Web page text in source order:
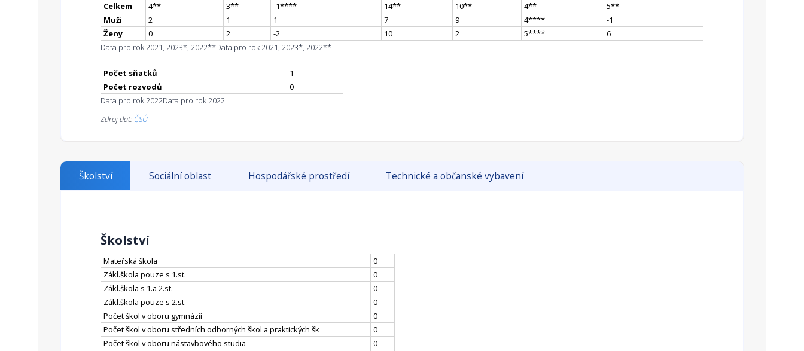
Celkem
4** 3** -1**** 14** 10** 4** 5**
Muži
2 1 1 7 9 4****
-1
Ženy
0 2 -2 10 2 5****
6
Data pro rok 2021, 2023*, 2022**Data pro rok 2021, 2023*, 2022**
Počet sňatků
1
Počet rozvodů
0
Data pro rok 2022Data pro rok 2022
Zdroj dat: ČSÚ
Školství Sociální oblast Hospodářské prostředí Technické a občanské vybavení
Školství
Mateřská škola
0
Zákl.škola pouze s 1.st.
0
Zákl.škola s 1.a 2.st.
0
Zákl.škola pouze s 2.st.
0
Počet škol v oboru gymnázií
0
Počet škol v oboru středních odborných škol a praktických šk
0
Počet škol v oboru nástavbového studia
0